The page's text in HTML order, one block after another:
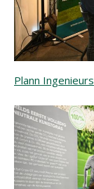
Plann Ingenieurs